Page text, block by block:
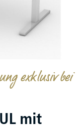
exklusiv bei
mit